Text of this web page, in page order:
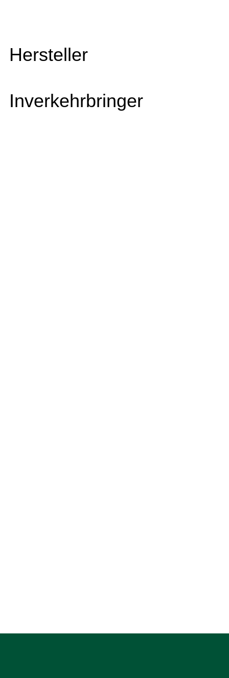
Hersteller
Inverkehrbringer